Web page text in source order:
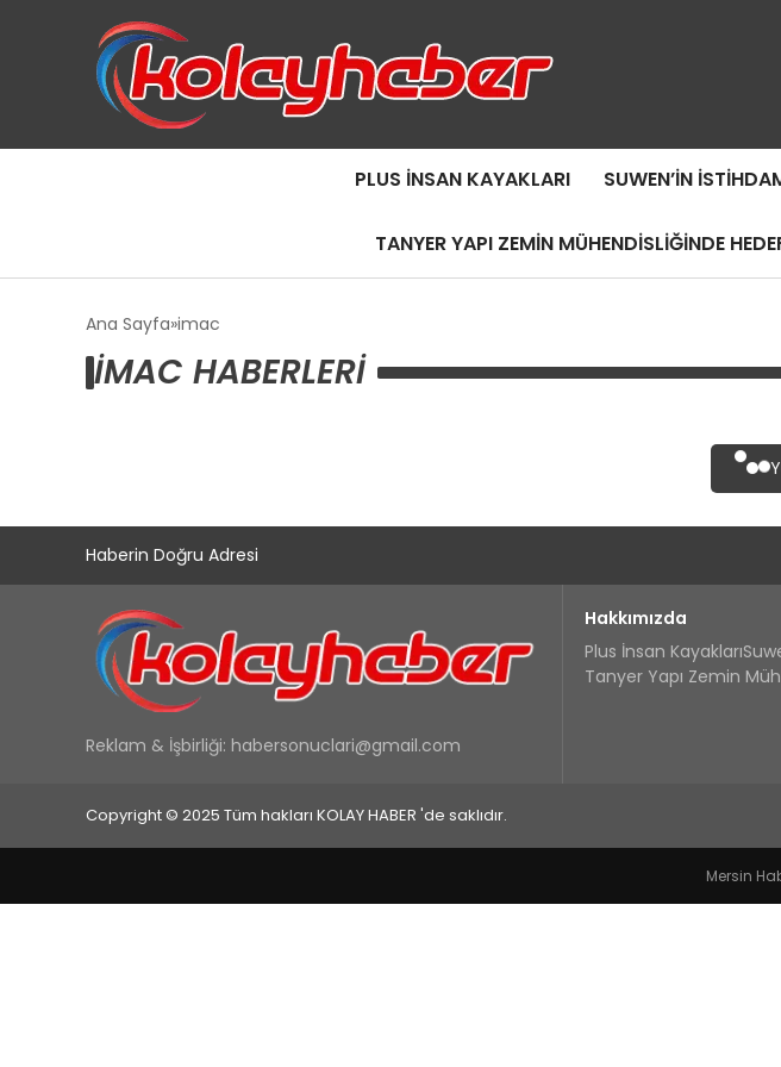
PLUS İNSAN KAYAKLARI SUWEN’IN
TANYER YAPI ZEMIN MÜHENDISLIĞINDE
Ana Sayfa imac
IMAC HABERLERI
Haberin Doğru Adresi
Reklam & İşbirliği: habersonuclari@gmail.com
Hakkımızda
Plus İnsan Kayakları
Tanyer Yapı Zemin
Copyright © 2025 Tüm hakları KOLAY HABER 'de saklıdır.
Mersin